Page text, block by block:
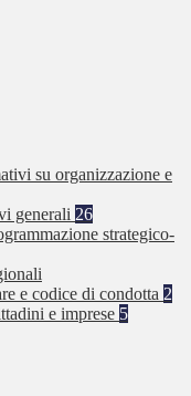
su organizzazione e
generali 26
strategico-
e codice di condotta 2
e imprese 5